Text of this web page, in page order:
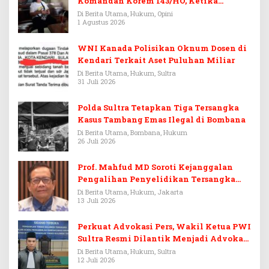
Warisan Menjadi Arena Pemerasan
Di Berita Utama, Hukum, Opini
1 Agustus 2026
WNI Kanada Polisikan Oknum Dosen di
Kendari Terkait Aset Puluhan Miliar
Di Berita Utama, Hukum, Sultra
31 Juli 2026
Polda Sultra Tetapkan Tiga Tersangka
Kasus Tambang Emas Ilegal di Bombana
Di Berita Utama, Bombana, Hukum
26 Juli 2026
Prof. Mahfud MD Soroti Kejanggalan
Pengalihan Penyelidikan Tersangka
Febrie Adriansyah
Di Berita Utama, Hukum, Jakarta
13 Juli 2026
Perkuat Advokasi Pers, Wakil Ketua PWI
Sultra Resmi Dilantik Menjadi Advokat
PERADI
Di Berita Utama, Hukum, Sultra
12 Juli 2026